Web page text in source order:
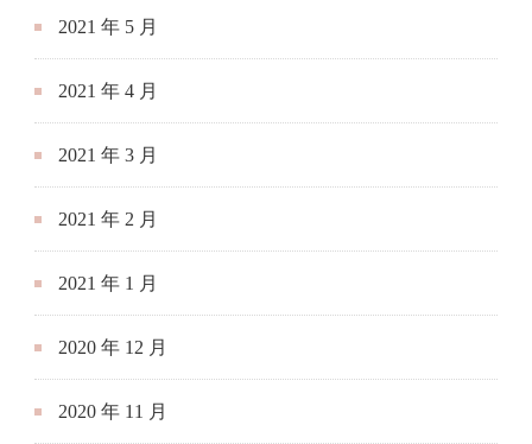
2021 年 5 月
2021 年 4 月
2021 年 3 月
2021 年 2 月
2021 年 1 月
2020 年 12 月
2020 年 11 月